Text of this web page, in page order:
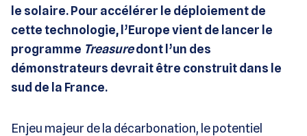
le solaire. Pour accélérer le déploiement de
cette technologie, l’Europe vient de lancer le
programme Treasuredont l’un des
démonstrateurs devrait être construit dans le
sud de la France.
Enjeu majeur de la décarbonation, le potentiel